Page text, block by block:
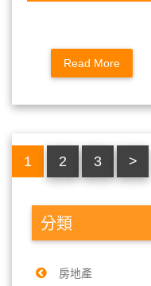
Read More
1 2 3 >
分類
房地產